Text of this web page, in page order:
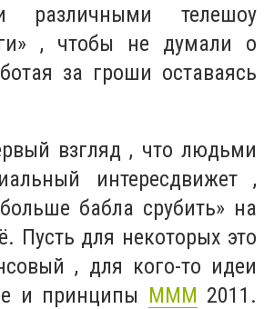
различными телешоу
, чтобы не думали о
за гроши оставаясь
взгляд , что людьми
интересдвижет ,
бабла срубить» на
Пусть для некоторых это
, для кого-то идеи
и принципы МММ 2011.